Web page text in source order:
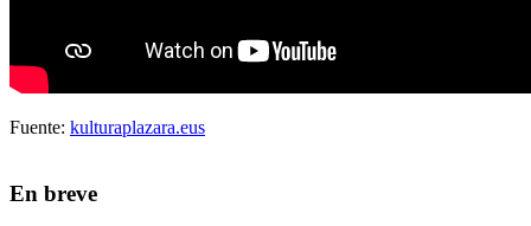
Fuente: kulturaplazara.eus
En breve